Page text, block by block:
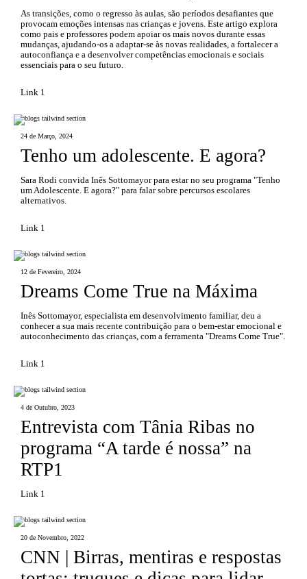
As transições, como o regresso às aulas, são períodos desafiantes que
provocam emoções intensas nas crianças e jovens. Este artigo explora
como pais e professores podem apoiar os mais novos durante essas
mudanças, ajudando-os a adaptar-se às novas realidades, a fortalecer a
autoconfiança e a desenvolver competências emocionais e sociais
essenciais para o seu futuro.
Link 1
24 de Março, 2024
Tenho um adolescente. E agora?
Sara Rodi convida Inês Sottomayor para estar no seu programa "Tenho
um Adolescente. E agora?" para falar sobre percursos escolares
alternativos.
Link 1
12 de Fevereiro, 2024
Dreams Come True na Máxima
Inês Sottomayor, especialista em desenvolvimento familiar, deu a
conhecer a sua mais recente contribuição para o bem-estar emocional e
autoconhecimento das crianças, com a ferramenta "Dreams Come True".
Link 1
4 de Outubro, 2023
Entrevista com Tânia Ribas no
programa “A tarde é nossa” na
RTP1
Link 1
20 de Novembro, 2022
CNN | Birras, mentiras e respostas